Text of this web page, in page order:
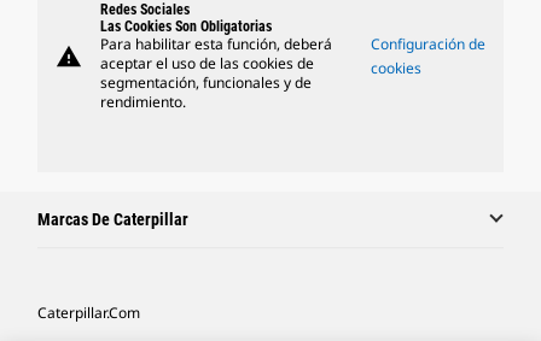
warning
Redes Sociales
Las Cookies Son Obligatorias
Para habilitar esta función, deberá
aceptar el uso de las cookies de
segmentación, funcionales y de
rendimiento.
Configuración de
cookies
Marcas De Caterpillar
Caterpillar.com